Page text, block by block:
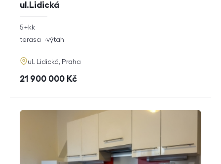
ul.Lidická
rozměry
5+kk
funkce
terasa výtah
adresa
ul. Lidická, Praha
cena
21 900 000 Kč